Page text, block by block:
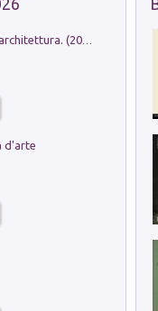
Dromos. Libro periodico di architettura. (2026). Vol. 15: Post-model
d'arte